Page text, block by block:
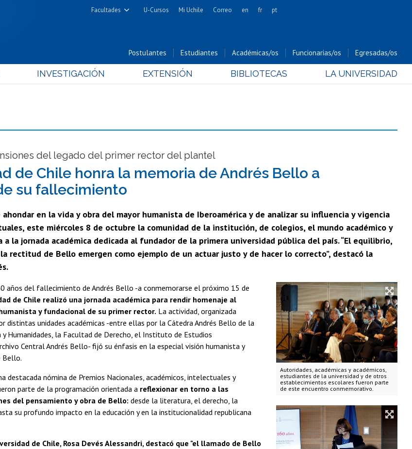
Facultades
Cs. Físicas y Matemáticas
Cs. Forestales y Conservación
Cs. Químicas y Farmacéuticas
Cs. Sociales
Estudios Avanzados en Educación
Nutrición y Tecnología de
Bachillerato
U-Cursos Mi Uchile Correo en fr pt
Postulantes Estudiantes Académicas/os Funcionarias/os Egresadas/os
INVESTIGACIÓN EXTENSIÓN BIBLIOTECAS LA UNIVERSIDAD
del legado del primer rector del plantel
de Chile honra la memoria de Andrés Bello a
su fallecimiento
en la vida y obra del mayor humanista de Iberoamérica y de analizar su influencia y vigencia
este miércoles 8 de octubre la comunidad de la institución, de colegios, el mundo académico y
la jornada académica dedicada al fundador de la primera universidad pública del país. “El equilibrio,
rectitud de Bello emergen como ejemplo de un actuar justo y de hacer lo correcto”, destacó la
Autoridades, académicas y académicos,
estudiantes de la universidad y de otros
establecimientos escolares fueron parte
de este encuentro conmemorativo.
años del fallecimiento de Andrés Bello -a conmemorarse el próximo 15 de
de Chile realizó una jornada académica para rendir homenaje al
y fundacional de su primer rector. La actividad, organizada
distintas unidades académicas -entre ellas por la Cátedra Andrés Bello de la
Humanidades, la Facultad de Derecho, el Instituto de Estudios
Central Andrés Bello- fijó su énfasis en la especial visión humanista y
Bello.
destacada nómina de Premios Nacionales, académicos, intelectuales y
parte de la programación orientada a reflexionar en torno a las
del pensamiento y obra de Bello: desde la literatura, el derecho, la
su profundo impacto en la educación y en la institucionalidad republicana
de Chile, Rosa Devés Alessandri, destacó que "el llamado de Bello